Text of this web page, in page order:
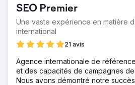
SEO Premier
Une vaste expérience en matière
international
21 avis
Agence internationale de
et des capacités de campagnes
Nous avons démontré notre